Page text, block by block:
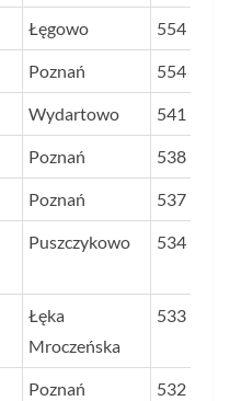
Łęgowo 554
Poznań 554
Wydartowo 541
Poznań 538
Poznań 537
Puszczykowo 534
Łęka
Mroczeńska
533
Poznań 532